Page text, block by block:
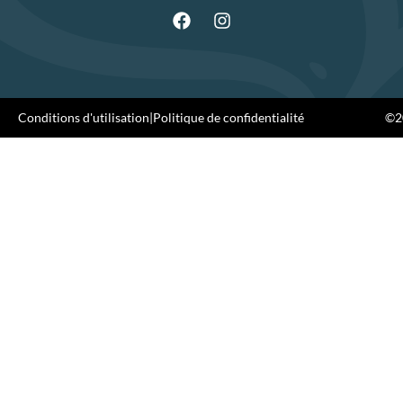
Conditions d'utilisation|Politique de confidentialité